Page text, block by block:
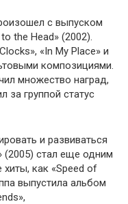
с выпуском
the Head» (2002).
«In My Place» и
композициями.
множество наград,
за группой статус
и развиваться
стал еще одним
как «Speed of
выпустила альбом